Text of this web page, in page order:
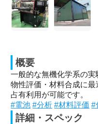
概要
一般的な無機化学系の実
物性評価・材料合成に
占有利用が可能です。
#電池 #分析 #材料評価 #
詳細・スペック